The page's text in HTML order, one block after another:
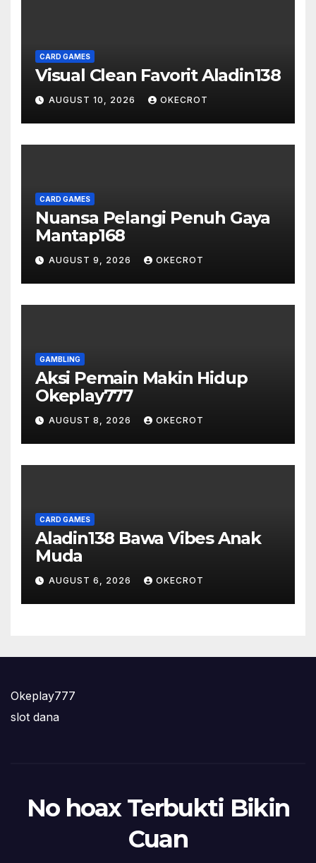
CARD GAMES
Visual Clean Favorit Aladin138
AUGUST 10, 2026 OKECROT
CARD GAMES
Nuansa Pelangi Penuh Gaya
Mantap168
AUGUST 9, 2026 OKECROT
GAMBLING
Aksi Pemain Makin Hidup
Okeplay777
AUGUST 8, 2026 OKECROT
CARD GAMES
Aladin138 Bawa Vibes Anak
Muda
AUGUST 6, 2026 OKECROT
Okeplay777
slot dana
No hoax Terbukti Bikin
Cuan